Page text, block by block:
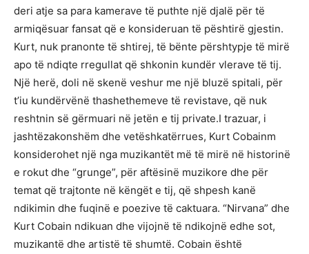
deri atje sa para kamerave të puthte një djalë për të
armiqësuar fansat që e konsideruan të pështirë gjestin.
Kurt, nuk pranonte të shtirej, të bënte përshtypje të mirë
apo të ndiqte rregullat që shkonin kundër vlerave të tij.
Një herë, doli në skenë veshur me një bluzë spitali, për
t’iu kundërvënë thashethemeve të revistave, që nuk
reshtnin së gërmuari në jetën e tij private.I trazuar, i
jashtëzakonshëm dhe vetëshkatërrues, Kurt Cobainm
konsiderohet një nga muzikantët më të mirë në historinë
e rokut dhe “grunge”, për aftësinë muzikore dhe për
temat që trajtonte në këngët e tij, që shpesh kanë
ndikimin dhe fuqinë e poezive të caktuara. “Nirvana” dhe
Kurt Cobain ndikuan dhe vijojnë të ndikojnë edhe sot,
muzikantë dhe artistë të shumtë. Cobain është